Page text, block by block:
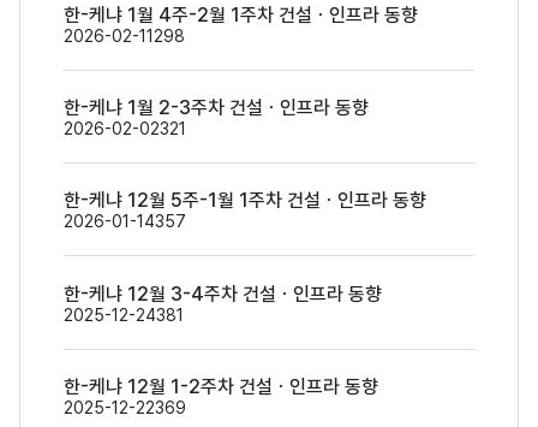
한-케냐 1월 4주-2월 1주차 건설ㆍ인프라 동향
2026-02-11 298
한-케냐 1월 2-3주차 건설ㆍ인프라 동향
2026-02-02321
한-케냐 12월 5주-1월 1주차 건설ㆍ인프라 동향
2026-01-14357
한-케냐 12월 3-4주차 건설ㆍ인프라 동향
2025-12-24381
한-케냐 12월 1-2주차 건설ㆍ인프라 동향
2025-12-22369